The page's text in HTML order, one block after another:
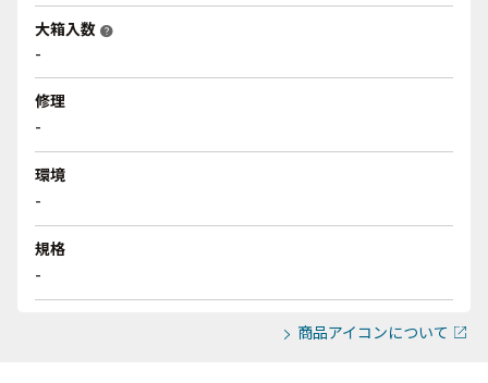
大箱入数 help
-
修理
-
環境
-
規格
-
商品アイコンについて